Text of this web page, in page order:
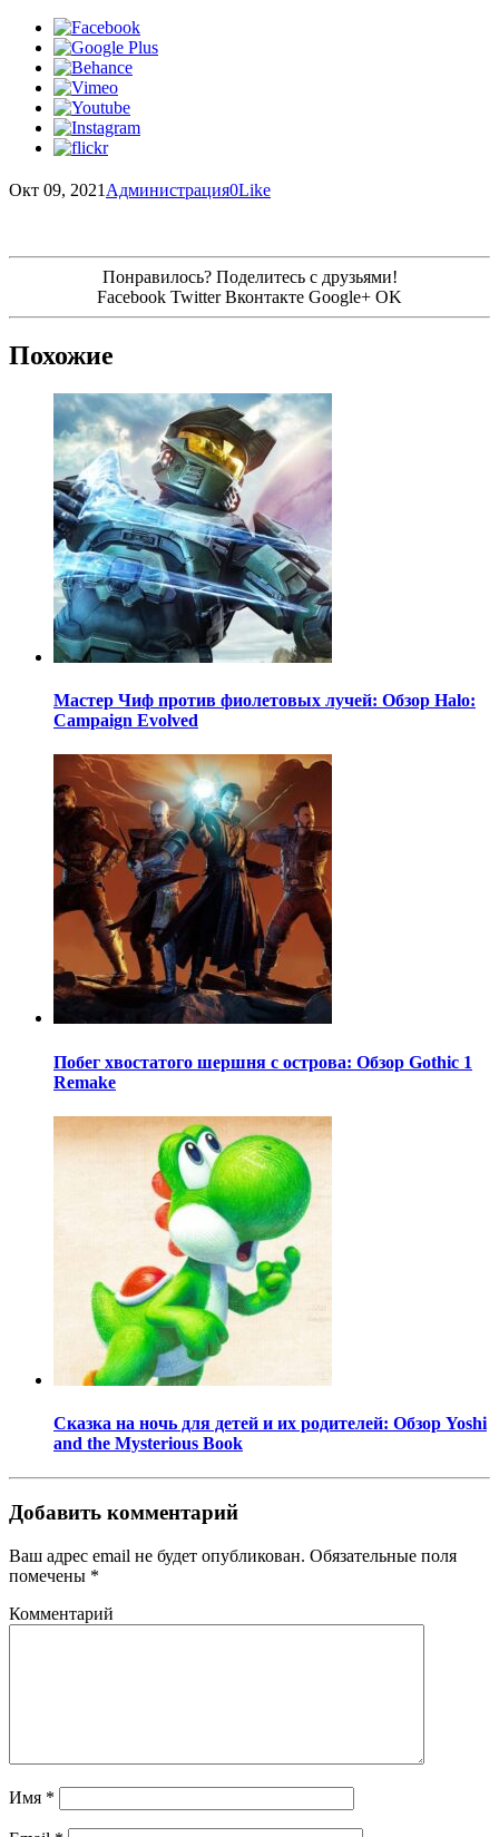
Окт 09, 2021 Администрация0Like
Понравилось? Поделитесь с друзьями!
Facebook Twitter Вконтакте Google+ OK
Похожие
Мастер Чиф против фиолетовых лучей: Обзор Halo:
Campaign Evolved
Побег хвостатого шершня с острова: Обзор Gothic 1
Remake
Сказка на ночь для детей и их родителей: Обзор Yoshi
and the Mysterious Book
Добавить комментарий
Ваш адрес email не будет опубликован. Обязательные поля
помечены *
Комментарий
Имя *